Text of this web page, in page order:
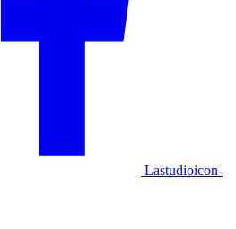
Lastudioicon-